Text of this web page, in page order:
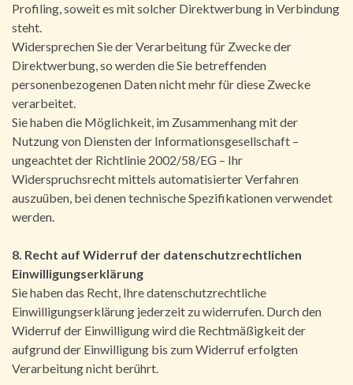
Profiling, soweit es mit solcher Direktwerbung in Verbindung
steht.
Widersprechen Sie der Verarbeitung für Zwecke der
Direktwerbung, so werden die Sie betreffenden
personenbezogenen Daten nicht mehr für diese Zwecke
verarbeitet.
Sie haben die Möglichkeit, im Zusammenhang mit der
Nutzung von Diensten der Informationsgesellschaft –
ungeachtet der Richtlinie 2002/58/EG – Ihr
Widerspruchsrecht mittels automatisierter Verfahren
auszuüben, bei denen technische Spezifikationen verwendet
werden.
8. Recht auf Widerruf der datenschutzrechtlichen
Einwilligungserklärung
Sie haben das Recht, Ihre datenschutzrechtliche
Einwilligungserklärung jederzeit zu widerrufen. Durch den
Widerruf der Einwilligung wird die Rechtmäßigkeit der
aufgrund der Einwilligung bis zum Widerruf erfolgten
Verarbeitung nicht berührt.